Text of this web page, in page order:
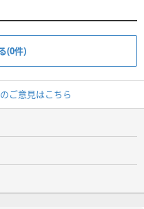
(0件)
ご意見はこちら